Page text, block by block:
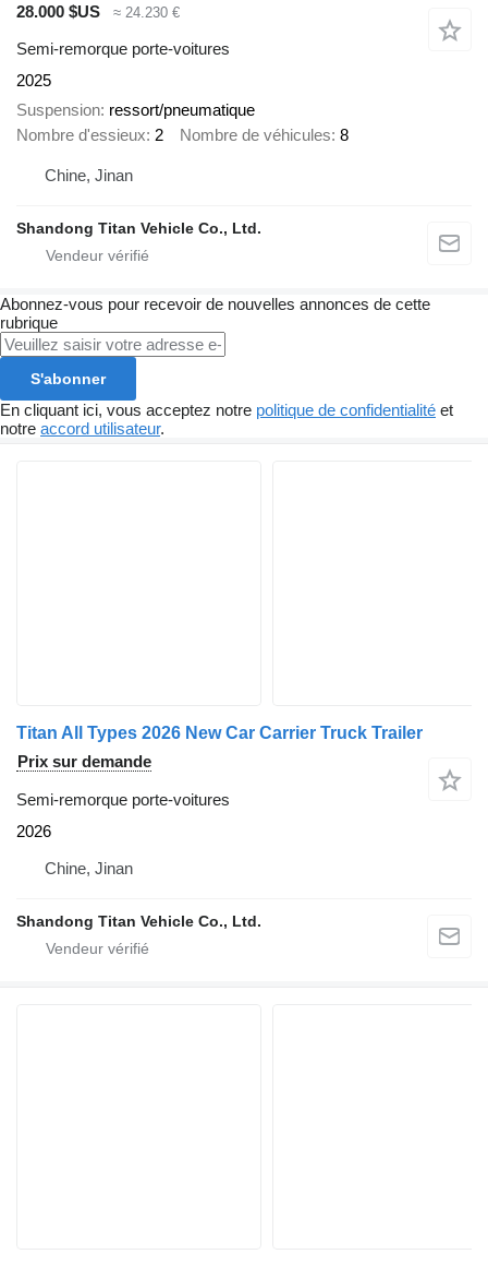
28.000 $US ≈ 24.230 €
Semi-remorque porte-voitures
2025
Suspension ressort/pneumatique
Nombre d'essieux 2 Nombre de véhicules 8
Chine, Jinan
Shandong Titan Vehicle Co., Ltd.
Abonnez-vous pour recevoir de nouvelles annonces de cette
rubrique
S'abonner
En cliquant ici, vous acceptez notre politique de confidentialité et
notre accord utilisateur.
Titan All Types 2026 New Car Carrier Truck Trailer
Prix sur demande
Semi-remorque porte-voitures
2026
Chine, Jinan
Shandong Titan Vehicle Co., Ltd.